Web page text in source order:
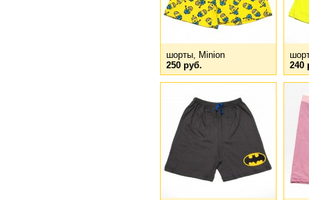
шорты, Minion
250 руб.
240